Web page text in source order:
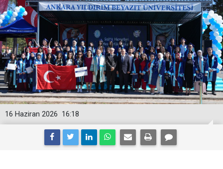
16:18
16 Haziran 2026